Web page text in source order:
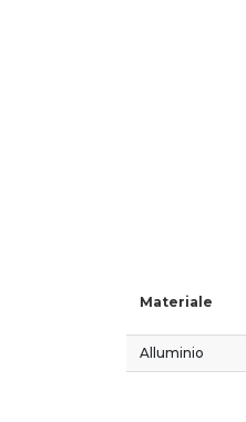
Materiale
Alluminio